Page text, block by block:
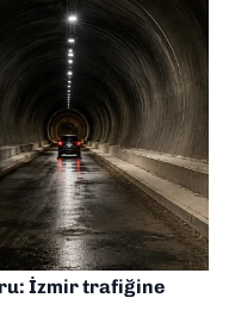
İzmir trafiğine